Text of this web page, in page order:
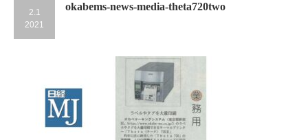
2.1
2021
okabems-news-media-theta720two